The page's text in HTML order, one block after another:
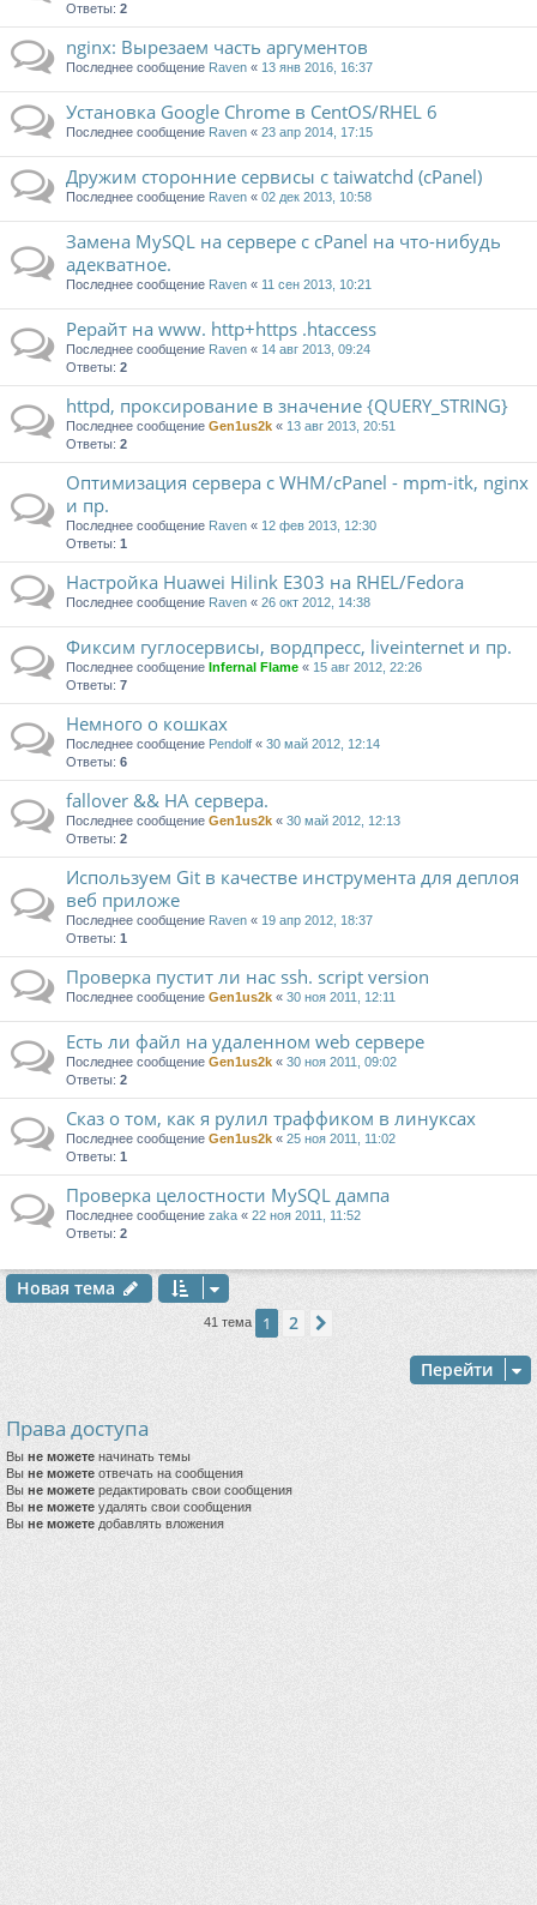
Ответы: 2
nginx: Вырезаем часть аргументов
Последнее сообщение Raven « 13 янв 2016, 16:37
Установка Google Chrome в CentOS/RHEL 6
Последнее сообщение Raven « 23 апр 2014, 17:15
Дружим сторонние сервисы с taiwatchd (cPanel)
Последнее сообщение Raven « 02 дек 2013, 10:58
Замена MySQL на сервере с cPanel на что-нибудь
адекватное.
Последнее сообщение Raven « 11 сен 2013, 10:21
Рерайт на www. http+https .htaccess
Последнее сообщение Raven « 14 авг 2013, 09:24
Ответы: 2
httpd, проксирование в значение {QUERY_STRING}
Последнее сообщение Gen1us2k « 13 авг 2013, 20:51
Ответы: 2
Оптимизация сервера с WHM/cPanel - mpm-itk, nginx
и пр.
Последнее сообщение Raven « 12 фев 2013, 12:30
Ответы: 1
Настройка Huawei Hilink E303 на RHEL/Fedora
Последнее сообщение Raven « 26 окт 2012, 14:38
Фиксим гуглосервисы, вордпресс, liveinternet и пр.
Последнее сообщение Infernal Flame « 15 авг 2012, 22:26
Ответы: 7
Немного о кошках
Последнее сообщение Pendolf « 30 май 2012, 12:14
Ответы: 6
fallover && HA сервера.
Последнее сообщение Gen1us2k « 30 май 2012, 12:13
Ответы: 2
Используем Git в качестве инструмента для деплоя
веб приложе
Последнее сообщение Raven « 19 апр 2012, 18:37
Ответы: 1
Проверка пустит ли нас ssh. script version
Последнее сообщение Gen1us2k « 30 ноя 2011, 12:11
Есть ли файл на удаленном web сервере
Последнее сообщение Gen1us2k « 30 ноя 2011, 09:02
Ответы: 2
Сказ о том, как я рулил траффиком в линуксах
Последнее сообщение Gen1us2k « 25 ноя 2011, 11:02
Ответы: 1
Проверка целостности MySQL дампа
Последнее сообщение zaka « 22 ноя 2011, 11:52
Ответы: 2
Новая тема
41 тема 1 2
Перейти
Права доступа
Вы не можете начинать темы
Вы не можете отвечать на сообщения
Вы не можете редактировать свои сообщения
Вы не можете удалять свои сообщения
Вы не можете добавлять вложения